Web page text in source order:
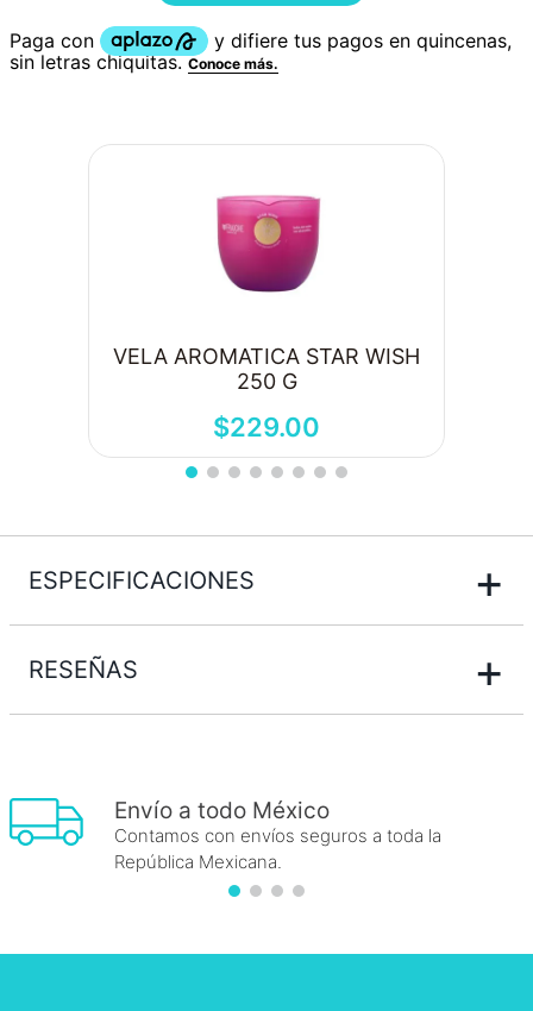
VELA AROMATICA STAR WISH
250 G
$229.00
ESPECIFICACIONES +
RESEÑAS +
Envío a todo México
Contamos con envíos seguros a toda la
República Mexicana.